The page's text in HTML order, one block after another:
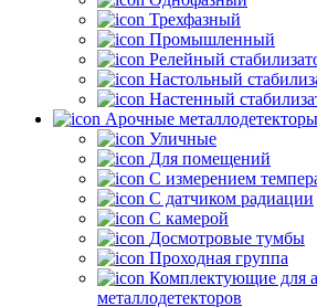
Трехфазный
Промышленный
Релейный
Настольный
Настенный
Арочные металлодетекторы
Уличные
Для помещений
С измерением
С датчиком радиации
С камерой
Досмотровые тумбы
Проходная группа
Комплектующие для
металлодетекторов